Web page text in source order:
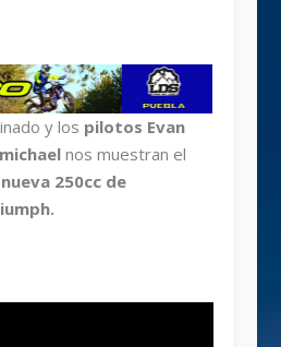
y los pilotos Evan
nos muestran el
nueva 250cc de